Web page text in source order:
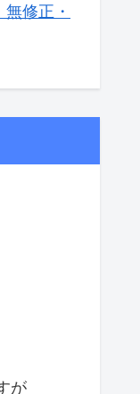
修正・
が